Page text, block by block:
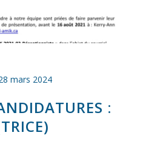
mars 2024
: